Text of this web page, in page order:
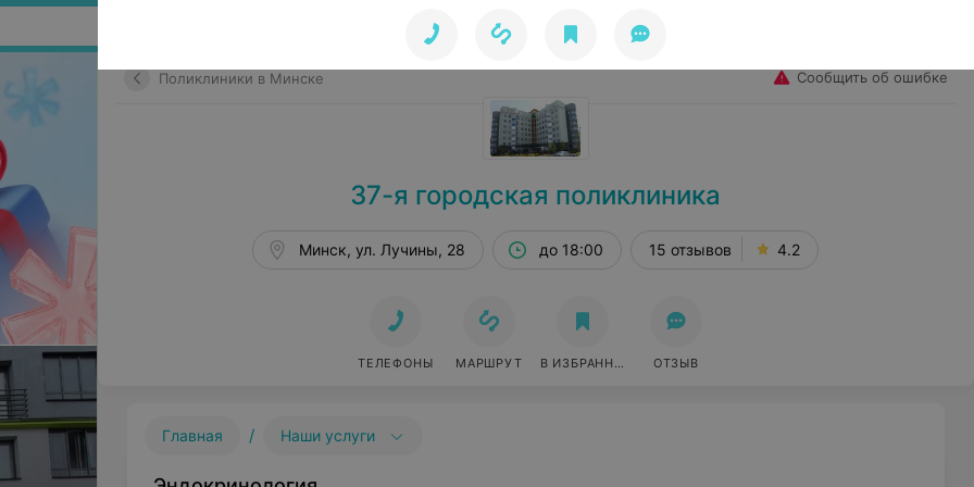
Поликлиники в Минске Сообщить об ошибке
37-я городская поликлиника
Минск, ул. Лучины, 28 до 18:00 15 отзывов 4.2
ТЕЛЕФОНЫ МАРШРУТ В ИЗБРАННОЕ ОТЗЫВ
Главная / Наши услуги